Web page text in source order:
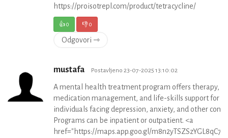
https://proisotrepl.com/product/tetracycline/
👍0 👎0
Odgovori ⇾
mustafa Postavljeno 23-07-2025 13:10:02
A mental health treatment program offers therapy,
medication management, and life-skills support for
individuals facing depression, anxiety, and other
Programs can be inpatient or outpatient. <a
href="https://maps.app.goo.gl/